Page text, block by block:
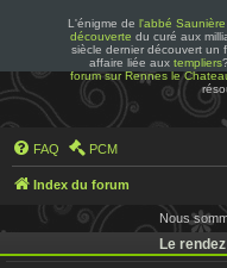
L'énigme de l'abbé Saunière
découverte du curé aux
siècle dernier découvert un
affaire liée aux templiers
forum sur Rennes le
FAQ PCM
Index du forum
Nous
Le